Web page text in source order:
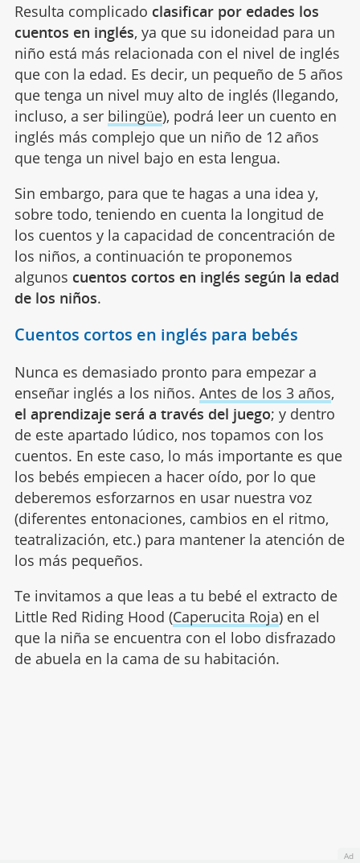
Resulta complicado clasificar por edades los
cuentos en inglés, ya que su idoneidad para un
niño está más relacionada con el nivel de inglés
que con la edad. Es decir, un pequeño de 5 años
que tenga un nivel muy alto de inglés (llegando,
incluso, a ser bilingüe), podrá leer un cuento en
inglés más complejo que un niño de 12 años
que tenga un nivel bajo en esta lengua.
Sin embargo, para que te hagas a una idea y,
sobre todo, teniendo en cuenta la longitud de
los cuentos y la capacidad de concentración de
los niños, a continuación te proponemos
algunos cuentos cortos en inglés según la edad
de los niños.
Cuentos cortos en inglés para bebés
Nunca es demasiado pronto para empezar a
enseñar inglés a los niños. Antes de los 3 años,
el aprendizaje será a través del juego; y dentro
de este apartado lúdico, nos topamos con los
cuentos. En este caso, lo más importante es que
los bebés empiecen a hacer oído, por lo que
deberemos esforzarnos en usar nuestra voz
(diferentes entonaciones, cambios en el ritmo,
teatralización, etc.) para mantener la atención de
los más pequeños.
Te invitamos a que leas a tu bebé el extracto de
Little Red Riding Hood (Caperucita Roja) en el
que la niña se encuentra con el lobo disfrazado
de abuela en la cama de su habitación.
Ad